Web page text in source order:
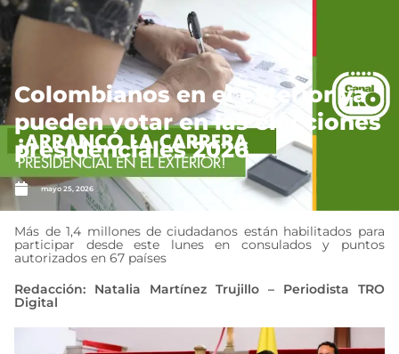
Colombianos en el exterior ya
pueden votar en las elecciones
presidenciales 2026
mayo 25, 2026
Más de 1,4 millones de ciudadanos están habilitados para
participar desde este lunes en consulados y puntos
autorizados en 67 países
Redacción: Natalia Martínez Trujillo – Periodista TRO
Digital